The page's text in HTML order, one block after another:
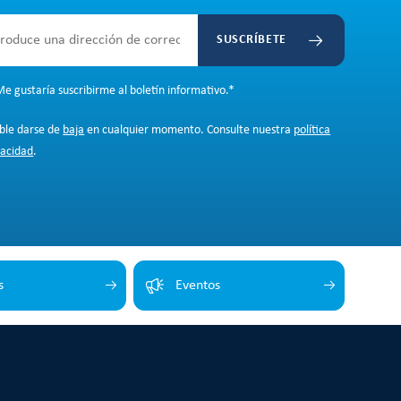
SUSCRÍBETE
gustaría suscribirme al boletín informativo.*
darse de baja en cualquier momento. Consulte nuestra política
.
Eventos